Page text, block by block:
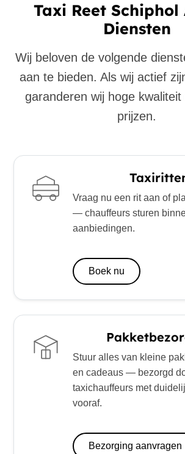
Taxi Reet
Diensten
Wij beloven de volgende
aan te bieden. Als wij actief
garanderen wij hoge
prijzen.
Vraag nu een rit aan of
— chauffeurs sturen
aanbiedingen.
Boek nu
Stuur alles van kleine
en cadeaus — bezorgd
taxichauffeurs met
vooraf.
Bezorging aanvragen